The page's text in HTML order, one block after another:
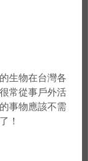
生物在台灣各
常從事戶外活
事物應該不需
！